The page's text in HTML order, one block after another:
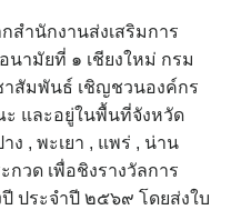
สำนักงานส่งเสริมการ
นามัยที่ ๑ เชียงใหม่ กรม
สัมพันธ์ เชิญชวนองค์กร
และอยู่ในพื้นที่จังหวัด
ง , พะเยา , แพร่ , น่าน
วด เพื่อชิงรางวัลการ
ประจำปี ๒๕๖๙ โดยส่งใบ